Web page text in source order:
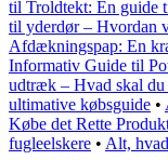
til Troldtekt: En guide
til yderdør – Hvordan
Afdækningspap: En
Informativ Guide til
udtræk – Hvad skal
ultimative købsguide •
Købe det Rette
fugleelskere • Alt,